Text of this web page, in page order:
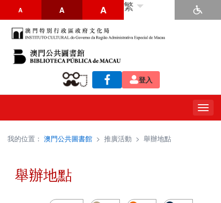
A A A 繁
登入
我的位置： 澳門公共圖書館 > 推廣活動 > 舉辦地點
舉辦地點